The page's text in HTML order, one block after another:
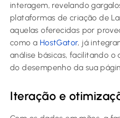
interagem, revelando
plataformas de criação de
aquelas oferecidas por
como a HostGator, já
análise básicas, facilitando
do desempenho da sua
Iteração e